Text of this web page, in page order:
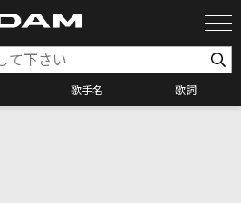
歌手名 歌詞